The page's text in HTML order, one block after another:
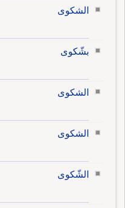
الشكوى
بشّكوى
الشكوى
الشكوى
الشّكوى